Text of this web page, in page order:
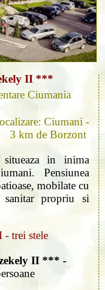
II ***
Ciumania
Ciumani -
3 km de Borzont
in inima
Pensiunea
mobilate cu
propriu si
- trei stele
II *** -